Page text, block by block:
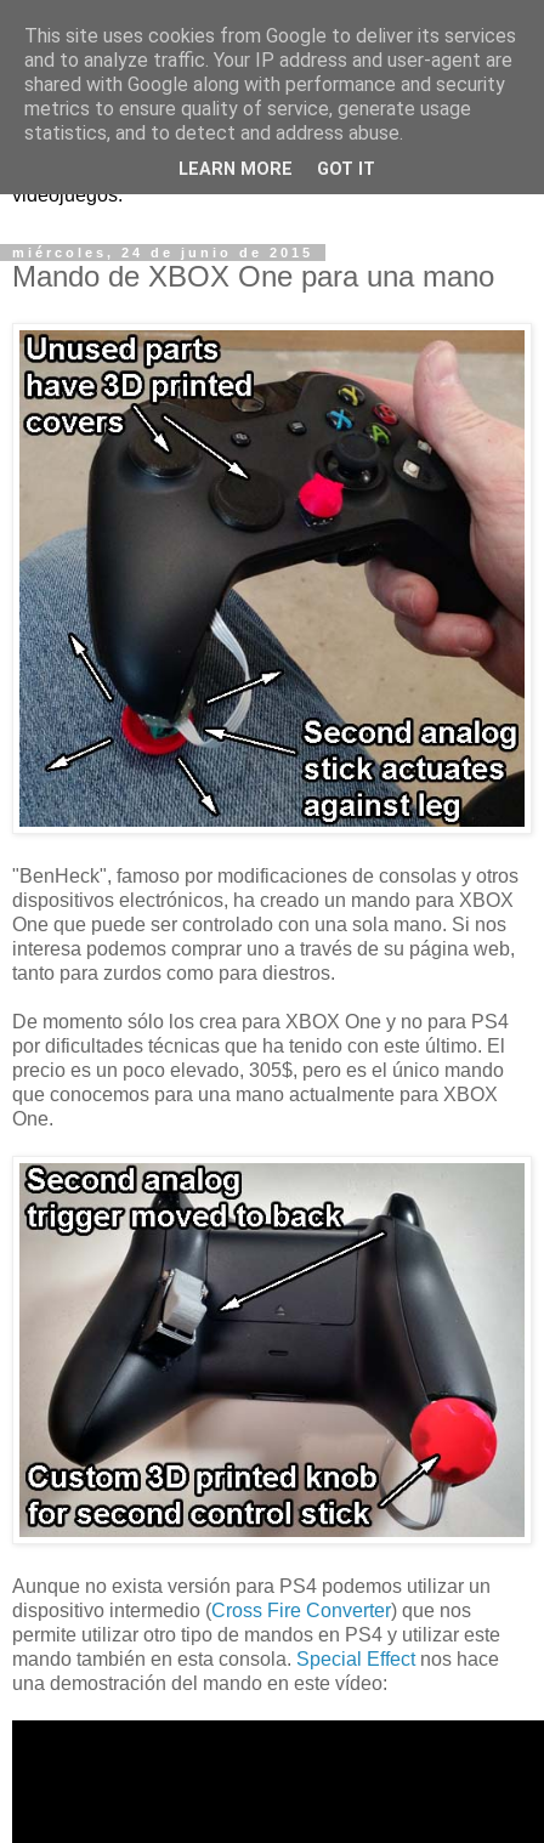
Análisis, noticias y eventos sobre accesibilidad en
videojuegos.
miércoles, 24 de junio de 2015
Mando de XBOX One para una mano
"BenHeck", famoso por modificaciones de consolas y otros
dispositivos electrónicos, ha creado un mando para XBOX
One que puede ser controlado con una sola mano. Si nos
interesa podemos comprar uno a través de su página web,
tanto para zurdos como para diestros.
De momento sólo los crea para XBOX One y no para PS4
por dificultades técnicas que ha tenido con este último. El
precio es un poco elevado, 305$, pero es el único mando
que conocemos para una mano actualmente para XBOX
One.
Aunque no exista versión para PS4 podemos utilizar un
dispositivo intermedio (Cross Fire Converter) que nos
permite utilizar otro tipo de mandos en PS4 y utilizar este
mando también en esta consola. Special Effectnos hace
una demostración del mando en este vídeo:
This site uses cookies from Google to deliver its services
and to analyze traffic. Your IP address and user-agent are
shared with Google along with performance and security
metrics to ensure quality of service, generate usage
statistics, and to detect and address abuse.
LEARN MORE GOT IT